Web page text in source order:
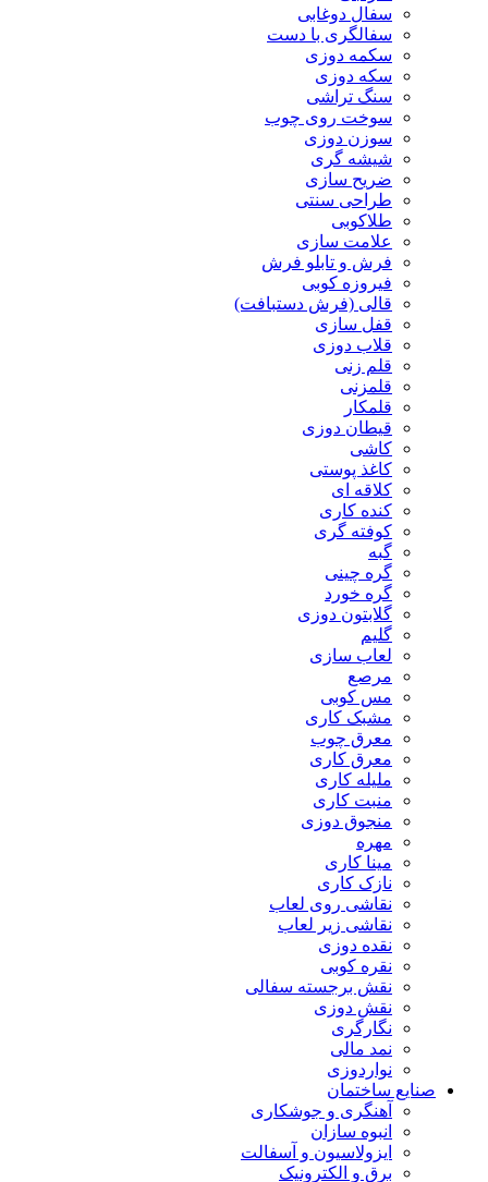
سفال دوغابی
سفالگری با دست
سکمه دوزی
سکه دوزی
سنگ تراشی
سوخت روی چوب
سوزن دوزی
شیشه گری
ضریح سازی
طراحی سنتی
طلاکوبی
علامت سازی
فرش و تابلو فرش
فیروزه کوبی
قالی (فرش دستبافت)
قفل سازی
قلاب دوزی
قلم زنی
قلمزنی
قلمکار
قیطان دوزی
کاشی
کاغذ پوستی
کلاقه ای
کنده کاری
کوفته گری
گبه
گره چینی
گره خورد
گلابتون دوزی
گلیم
لعاب سازی
مرصع
مس کوبی
مشبک کاری
معرق چوب
معرق کاری
مليله کاری
منبت کاری
منجوق دوزی
مهره
مینا کاری
نازک کاری
نقاشی روی لعاب
نقاشی زیر لعاب
نقده دوزی
نقره کوبی
نقش برجسته سفالی
نقش دوزی
نگارگری
نمد مالی
نواردوزی
صنایع ساختمان
آهنگری و جوشکاری
انبوه سازان
ایزولاسیون و آسفالت
برق و الکترونیک